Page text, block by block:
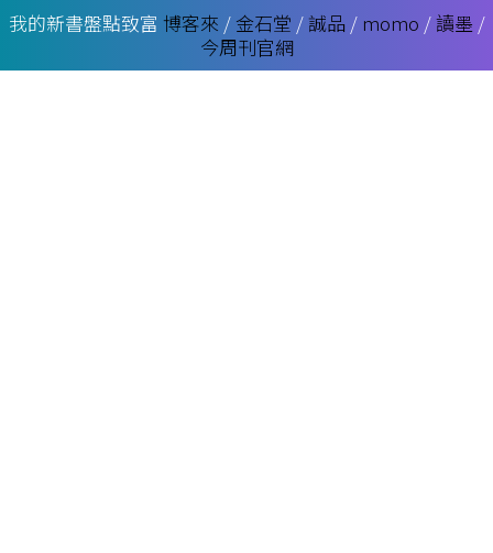
我的新書盤點致富 博客來 / 金石堂 / 誠品 / momo /讀墨 /
今周刊官網